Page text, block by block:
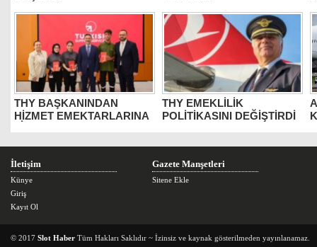
THY BAŞKANINDAN
HİZMET EMEKTARLARINA
THY EMEKLİLİK
POLİTİKASINI DEĞİŞTİRDİ
İletişim
Künye
Giriş
Kayıt Ol
Gazete Manşetleri
Sitene Ekle
© 2017 Slot Haber Tüm Hakları Saklıdır ~ İzinsiz ve kaynak gösterilmeden yayınlanamaz.